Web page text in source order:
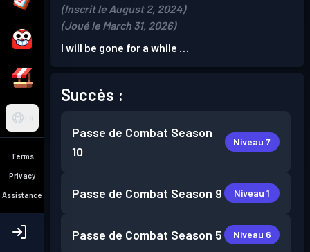
FR
Terms
Privacy
Assistance
(Inscrit le August 2, 2024)
(Joué le March 31, 2026)
I will be gone for a while …
Succès :
Passe de Combat Season
10
Niveau 7
Passe de Combat Season 9 Niveau 1
Passe de Combat Season 5 Niveau 6